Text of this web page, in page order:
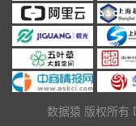
数据猿 版权所有